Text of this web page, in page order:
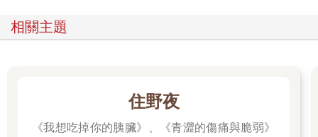
不可能知道自己是否隨時遭到監視，思想警察究竟多頻繁的利用
任何系統切入任何私人線路，除了猜測無從得知。就算他們隨時
聽，除非在黑暗中，否則一切行動皆受到嚴密審視。
溫斯頓始終背對著顯示幕，此作法較為保險，儘管他很明白，即
相關主題
住野夜
《我想吃掉你的胰臟》、《青澀的傷痛與脆弱》